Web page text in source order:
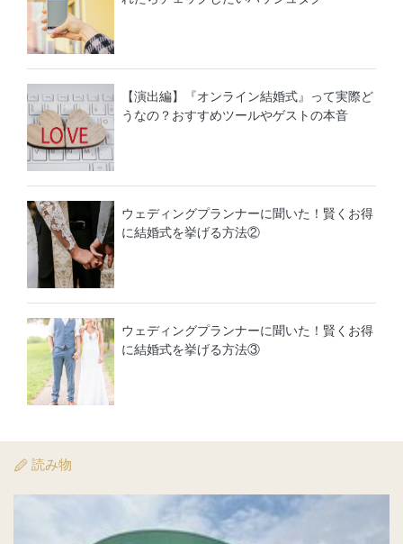
【演出編】『オンライン結婚式』って実際ど
うなの？おすすめツールやゲストの本音
ウェディングプランナーに聞いた！賢くお得
に結婚式を挙げる方法②
ウェディングプランナーに聞いた！賢くお得
に結婚式を挙げる方法③
読み物